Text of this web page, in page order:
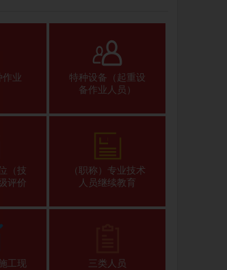
作业
特种设备（起重设
备作业人员）
（技
评价
（职称）专业技术
人员继续教育
工现
三类人员